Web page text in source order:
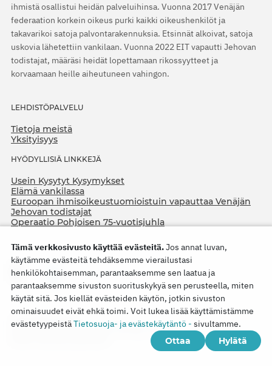
ihmistä osallistui heidän palveluihinsa. Vuonna 2017 Venäjän
federaation korkein oikeus purki kaikki oikeushenkilöt ja
takavarikoi satoja palvontarakennuksia. Etsinnät alkoivat, satoja
uskovia lähetettiin vankilaan. Vuonna 2022 EIT vapautti Jehovan
todistajat, määräsi heidät lopettamaan rikossyytteet ja
korvaamaan heille aiheutuneen vahingon.
LEHDISTÖPALVELU
Tietoja meistä
Yksityisyys
HYÖDYLLISIÄ LINKKEJÄ
Usein Kysytyt Kysymykset
Elämä vankilassa
Euroopan ihmisoikeustuomioistuin vapauttaa Venäjän
Jehovan todistajat
Operaatio Pohjoisen 75-vuotisjuhla
Copyright © 2026
Watch Tower Bible and Tract Society of Korea.
Tämä verkkosivusto käyttää evästeitä.Jos annat luvan,
käytämme evästeitä tehdäksemme vierailustasi
henkilökohtaisemman, parantaaksemme sen laatua ja
parantaaksemme sivuston suorituskykyä sen perusteella, miten
käytät sitä. Jos kiellät evästeiden käytön, jotkin sivuston
ominaisuudet eivät ehkä toimi. Voit lukea lisää käyttämistämme
evästetyypeistäTietosuoja- ja evästekäytäntö - sivultamme.
Ottaa
Hylätä